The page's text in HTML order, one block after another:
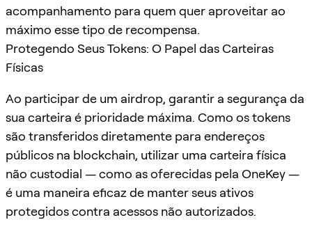
acompanhamento para quem quer aproveitar ao
máximo esse tipo de recompensa.
Protegendo Seus Tokens: O Papel das Carteiras
Físicas
Ao participar de um airdrop, garantir a segurança da
sua carteira é prioridade máxima. Como os tokens
são transferidos diretamente para endereços
públicos na blockchain, utilizar uma carteira física
não custodial — como as oferecidas pela OneKey —
é uma maneira eficaz de manter seus ativos
protegidos contra acessos não autorizados.